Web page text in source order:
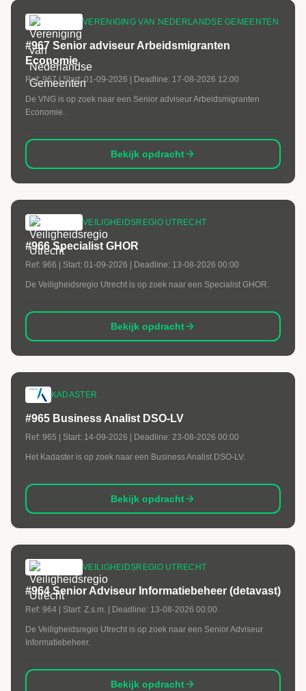
VERENIGING VAN NEDERLANDSE GEMEENTEN
#967 Senior adviseur Arbeidsmigranten
Economie
Ref:967| Start:01-09-2026 | Deadline: 17-08-2026 12:00
De VNG is op zoek naar een Senior adviseur Arbeidsmigranten
Economie.
Bekijk opdracht
VEILIGHEIDSREGIO UTRECHT
#966 Specialist GHOR
Ref: 966 | Start: 01-09-2026 | Deadline: 13-08-2026 00:00
De Veiligheidsregio Utrecht is op zoek naar een Specialist GHOR.
Bekijk opdracht
KADASTER
#965 Business Analist DSO-LV
Ref: 965 | Start: 14-09-2026 | Deadline: 23-08-2026 00:00
Het Kadaster is op zoek naar een Business Analist DSO-LV.
Bekijk opdracht
VEILIGHEIDSREGIO UTRECHT
#964 Senior Adviseur Informatiebeheer (detavast)
Ref: 964 | Start: Z.s.m. | Deadline: 13-08-2026 00:00
De Veiligheidsregio Utrecht is op zoek naar een Senior Adviseur
Informatiebeheer.
Bekijk opdracht